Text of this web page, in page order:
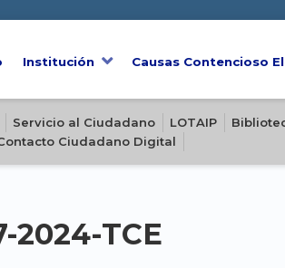
Institución Causas Contencioso
Servicio al Ciudadano LOTAIP
Ciudadano Digital
2024-TCE